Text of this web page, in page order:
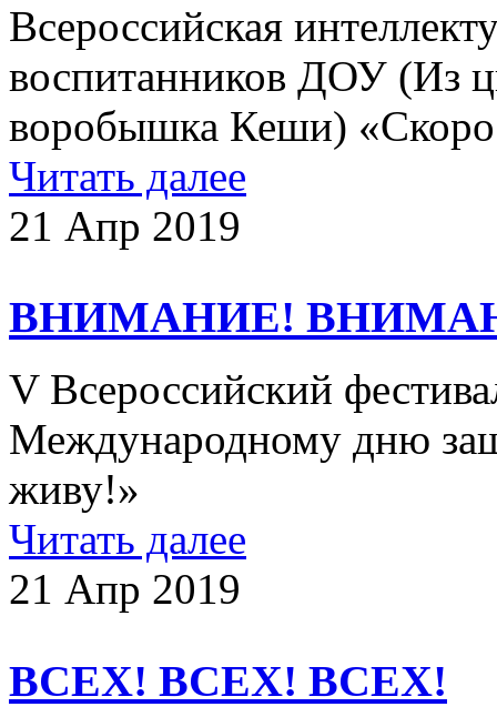
Всероссийская
воспитанников ДОУ (Из
воробышка Кеши)
Читать далее
21 Апр 2019
ВНИМАНИЕ!
V Всероссийский
Международному дню
живу!»
Читать далее
21 Апр 2019
ВСЕХ! ВСЕХ! ВСЕХ!